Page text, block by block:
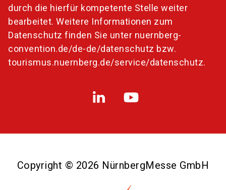
durch die hierfür kompetente Stelle weiter
bearbeitet. Weitere Informationen zum
Datenschutz finden Sie unter nuernberg-
convention.de/de-de/datenschutz bzw.
tourismus.nuernberg.de/service/datenschutz.
Copyright © 2026 NürnbergMesse GmbH